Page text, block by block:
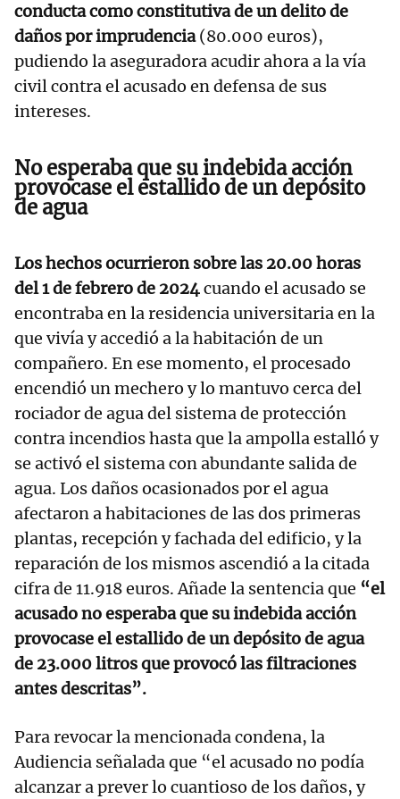
conducta como constitutiva de un delito de
daños por imprudencia(80.000 euros),
pudiendo la aseguradora acudir ahora a la vía
civil contra el acusado en defensa de sus
intereses.
No esperaba que su indebida acción
provocase el estallido de un depósito
de agua
Los hechos ocurrieron sobre las 20.00 horas
del 1 de febrero de 2024cuando el acusado se
encontraba en la residencia universitaria en la
que vivía y accedió a la habitación de un
compañero. En ese momento, el procesado
encendió un mechero y lo mantuvo cerca del
rociador de agua del sistema de protección
contra incendios hasta que la ampolla estalló y
se activó el sistema con abundante salida de
agua. Los daños ocasionados por el agua
afectaron a habitaciones de las dos primeras
plantas, recepción y fachada del edificio, y la
reparación de los mismos ascendió a la citada
cifra de 11.918 euros. Añade la sentencia que “el
acusado no esperaba que su indebida acción
provocase el estallido de un depósito de agua
de 23.000 litros que provocó las filtraciones
antes descritas”.
Para revocar la mencionada condena, la
Audiencia señalada que “el acusado no podía
alcanzar a prever lo cuantioso de los daños, y